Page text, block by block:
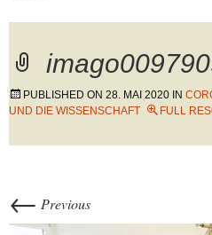
PUBLISHED ON 28. MAI 2020 IN
UND DIE WISSENSCHAFT
FULL
← Previous